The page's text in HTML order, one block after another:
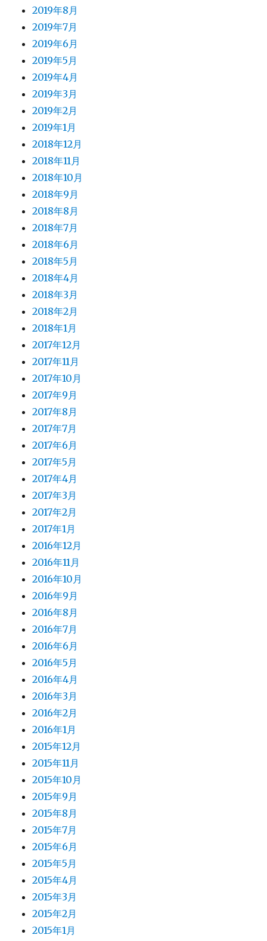
2019年8月
2019年7月
2019年6月
2019年5月
2019年4月
2019年3月
2019年2月
2019年1月
2018年12月
2018年11月
2018年10月
2018年9月
2018年8月
2018年7月
2018年6月
2018年5月
2018年4月
2018年3月
2018年2月
2018年1月
2017年12月
2017年11月
2017年10月
2017年9月
2017年8月
2017年7月
2017年6月
2017年5月
2017年4月
2017年3月
2017年2月
2017年1月
2016年12月
2016年11月
2016年10月
2016年9月
2016年8月
2016年7月
2016年6月
2016年5月
2016年4月
2016年3月
2016年2月
2016年1月
2015年12月
2015年11月
2015年10月
2015年9月
2015年8月
2015年7月
2015年6月
2015年5月
2015年4月
2015年3月
2015年2月
2015年1月